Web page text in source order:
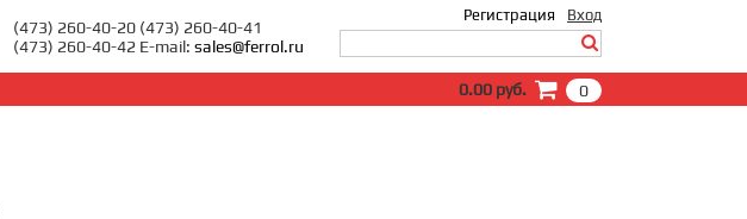
Вход
Регистрация
(473) 260-40-20 (473) 260-40-41
(473) 260-40-42 E-mail: sales@ferrol.ru
0
0.00 руб.